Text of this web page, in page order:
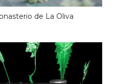
de La Oliva